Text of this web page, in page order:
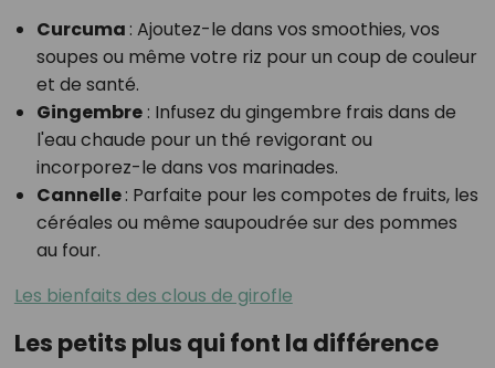
Curcuma : Ajoutez-le dans vos smoothies, vos
soupes ou même votre riz pour un coup de couleur
et de santé.
Gingembre: Infusez du gingembre frais dans de
l'eau chaude pour un thé revigorant ou
incorporez-le dans vos marinades.
Cannelle: Parfaite pour les compotes de fruits, les
céréales ou même saupoudrée sur des pommes
au four.
Les bienfaits des clous de girofle
Les petits plus qui font la différence